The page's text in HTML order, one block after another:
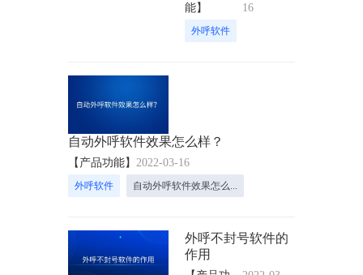
能】
16
外呼软件
自动外呼软件效果怎么样？
【产品功能】 2022-03-16
外呼软件 自动外呼软件效果怎么...
外呼不封号软件的
作用